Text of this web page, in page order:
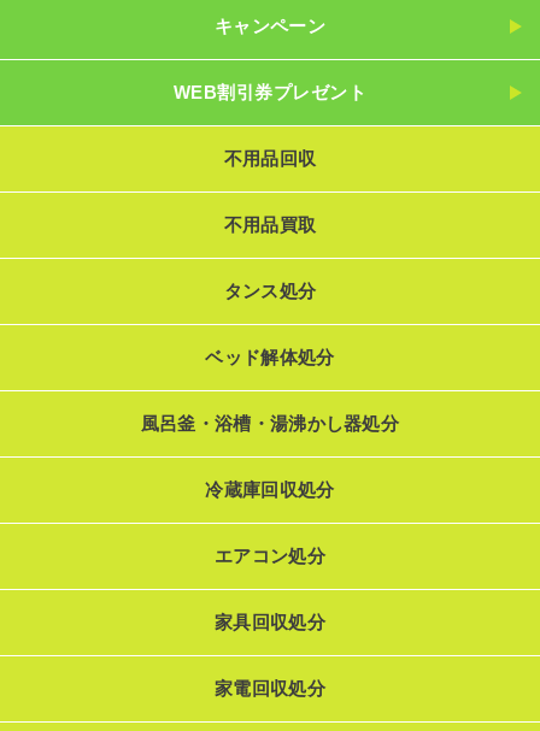
キャンペーン
WEB割引券プレゼント
不用品回収
不用品買取
タンス処分
ベッド解体処分
風呂釜・浴槽・湯沸かし器処分
冷蔵庫回収処分
エアコン処分
家具回収処分
家電回収処分